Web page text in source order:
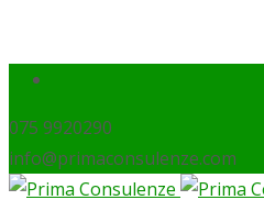
075 9920290
info@primaconsulenze.com